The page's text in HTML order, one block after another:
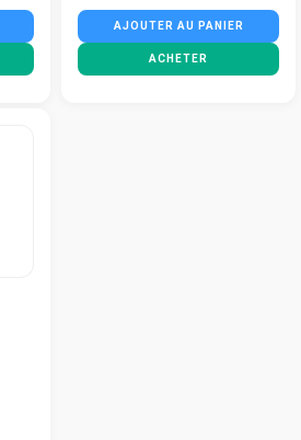
AJOUTER AU PANIER
ACHETER